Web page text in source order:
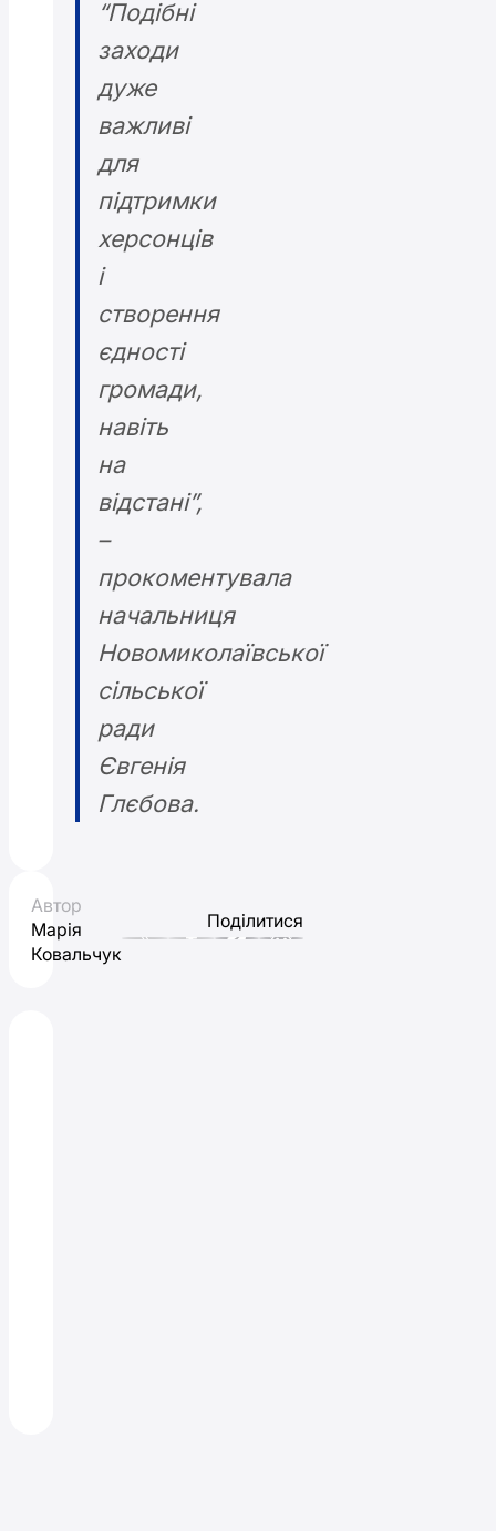
“Подібні
заходи
дуже
важливі
для
підтримки
херсонців
і
створення
єдності
громади,
навіть
на
відстані”,
–
прокоментувала
начальниця
Новомиколаївської
сільської
ради
Євгенія
Глєбова.
Автор
Марія
Ковальчук
Поділитися